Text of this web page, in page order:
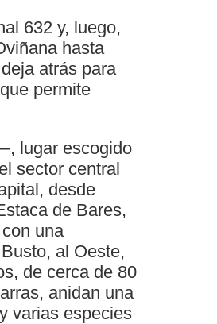
632 y, luego,
hasta
atrás para
permite
lugar escogido
sector central
desde
de Bares,
una
al Oeste,
de cerca de 80
anidan una
varias especies